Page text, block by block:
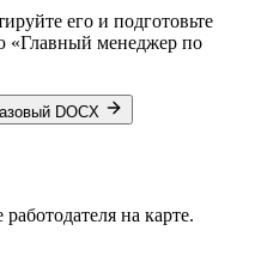
его и подготовьте
«Главный менеджер по
DOCX
на карте.